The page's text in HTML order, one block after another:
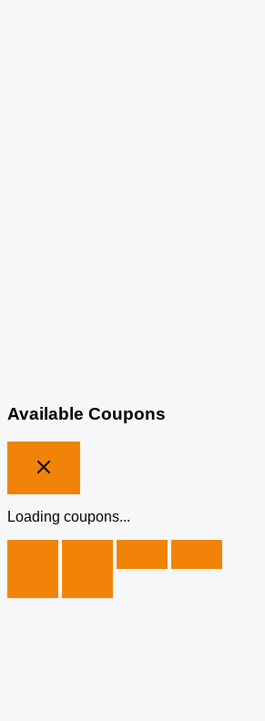
Available Coupons
Loading coupons...